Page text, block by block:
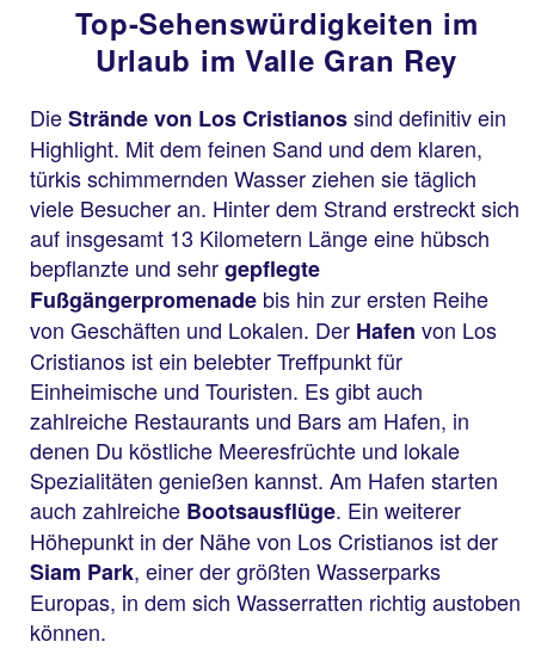
Top-Sehenswürdigkeiten im
Urlaub im Valle Gran Rey
DieStrände von Los Cristianossind definitiv ein
Highlight. Mit dem feinen Sand und dem klaren,
türkis schimmernden Wasser ziehen sie täglich
viele Besucher an. Hinter dem Strand erstreckt sich
auf insgesamt 13 Kilometern Länge eine hübsch
bepflanzte und sehrgepflegte
Fußgängerpromenade bis hin zur ersten Reihe
von Geschäften und Lokalen. Der Hafen von Los
Cristianos ist ein belebter Treffpunkt für
Einheimische und Touristen. Es gibt auch
zahlreiche Restaurants und Bars am Hafen, in
denen Du köstliche Meeresfrüchte und lokale
Spezialitäten genießen kannst. Am Hafen starten
auch zahlreiche Bootsausflüge. Ein weiterer
Höhepunkt in der Nähe von Los Cristianos ist der
Siam Park, einer der größten Wasserparks
Europas, in dem sich Wasserratten richtig austoben
können.